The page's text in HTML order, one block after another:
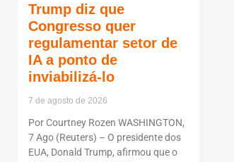
Trump diz que
Congresso quer
regulamentar setor de
IA a ponto de
inviabilizá-lo
7 de agosto de 2026
Por Courtney Rozen WASHINGTON,
7 Ago (Reuters) – O presidente dos
EUA, Donald Trump, afirmou que o